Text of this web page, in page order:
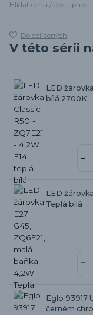
Hlídat cenu / dostupnost
Do oblíbených
V této sérii
LED
bílá 2700K
LED
Teplá bílá
Eglo 93917
černém